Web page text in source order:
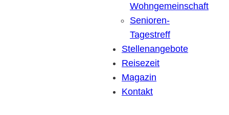
Wohngemeinschaft
Senioren-
Tagestreff
Stellenangebote
Reisezeit
Magazin
Kontakt